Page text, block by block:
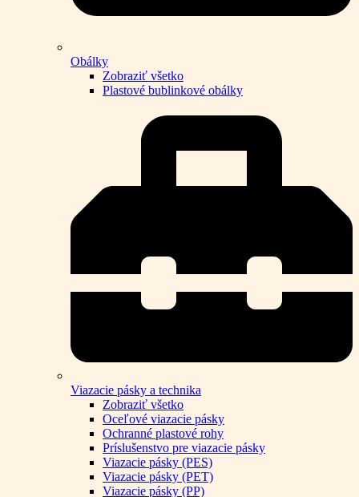
Obálky
Zobraziť všetko
Plastové bublinkové obálky
Viazacie pásky a technika
Zobraziť všetko
Oceľové viazacie pásky
Ochranné plastové rohy
Príslušenstvo pre viazacie pásky
Viazacie pásky (PES)
Viazacie pásky (PET)
Viazacie pásky (PP)